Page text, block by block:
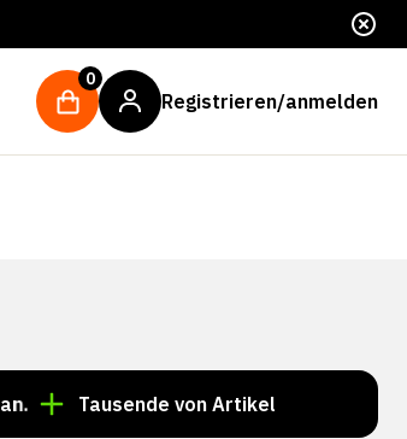
0
Registrieren/anmelden
Tausende von Artikeln immer auf Lager!